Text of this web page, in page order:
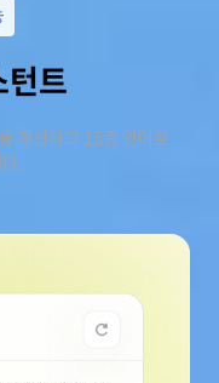
트
개선하고 15종 언어로
.